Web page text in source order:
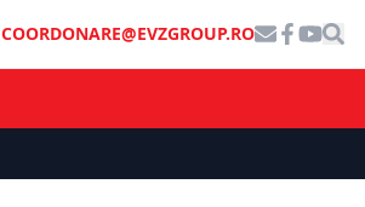
COORDONARE@EVZGROUP.RO